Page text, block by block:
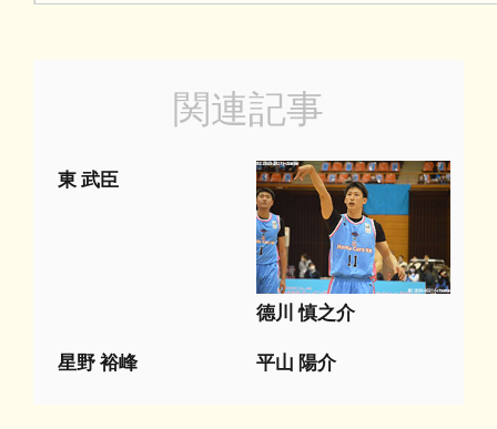
関連記事
東 武臣
德川 慎之介
星野 裕峰 平山 陽介